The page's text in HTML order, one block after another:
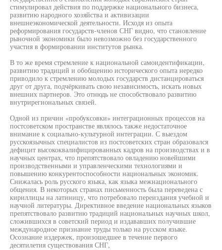
стимулировал действия по поддержке национального бизнеса,
развитию народного хозяйства и активизации
внешнеэкономической деятельности. Исходя из опыта
реформирования государств-членов СНГ видно, что становление
рыночной экономики было невозможно без государственного
участия в формировании институтов рынка.
В то же время стремление к национальной самоидентификации,
развитию традиций и обобщению исторического опыта нередко
приводило к стремлению молодых государств дистанцироваться
друг от друга, подчёркивать свою независимость, искать новых
внешних партнеров. Это отнюдь не способствовало развитию
внутрирегиональных связей.
Одной из причин «пробуксовки» интеграционных процессов на
постсоветском пространстве являлось также недостаточное
внимание к социально-культурной интеграции. С выездом
русскоязычных специалистов из постсоветских стран образовался
дефицит высококвалифицированных кадров на производствах и в
научных центрах, что препятствовало овладению новейшими
производственными и управленческими технологиями и
повышению конкурентоспособности национальных экономик.
Снижалась роль русского языка, как языка межнационального
общения. В некоторых странах письменность была переведена с
кириллицы на латиницу, что потребовало переиздания учебной и
научной литературы. Директивное введение национальных языков
препятствовало развитию традиций национальных научных школ,
сложившихся в советский период и издававших получившие
международное признание труды только на русском языке.
Осознание издержек, произошедшее в течение первого
десятилетия существования СНГ,